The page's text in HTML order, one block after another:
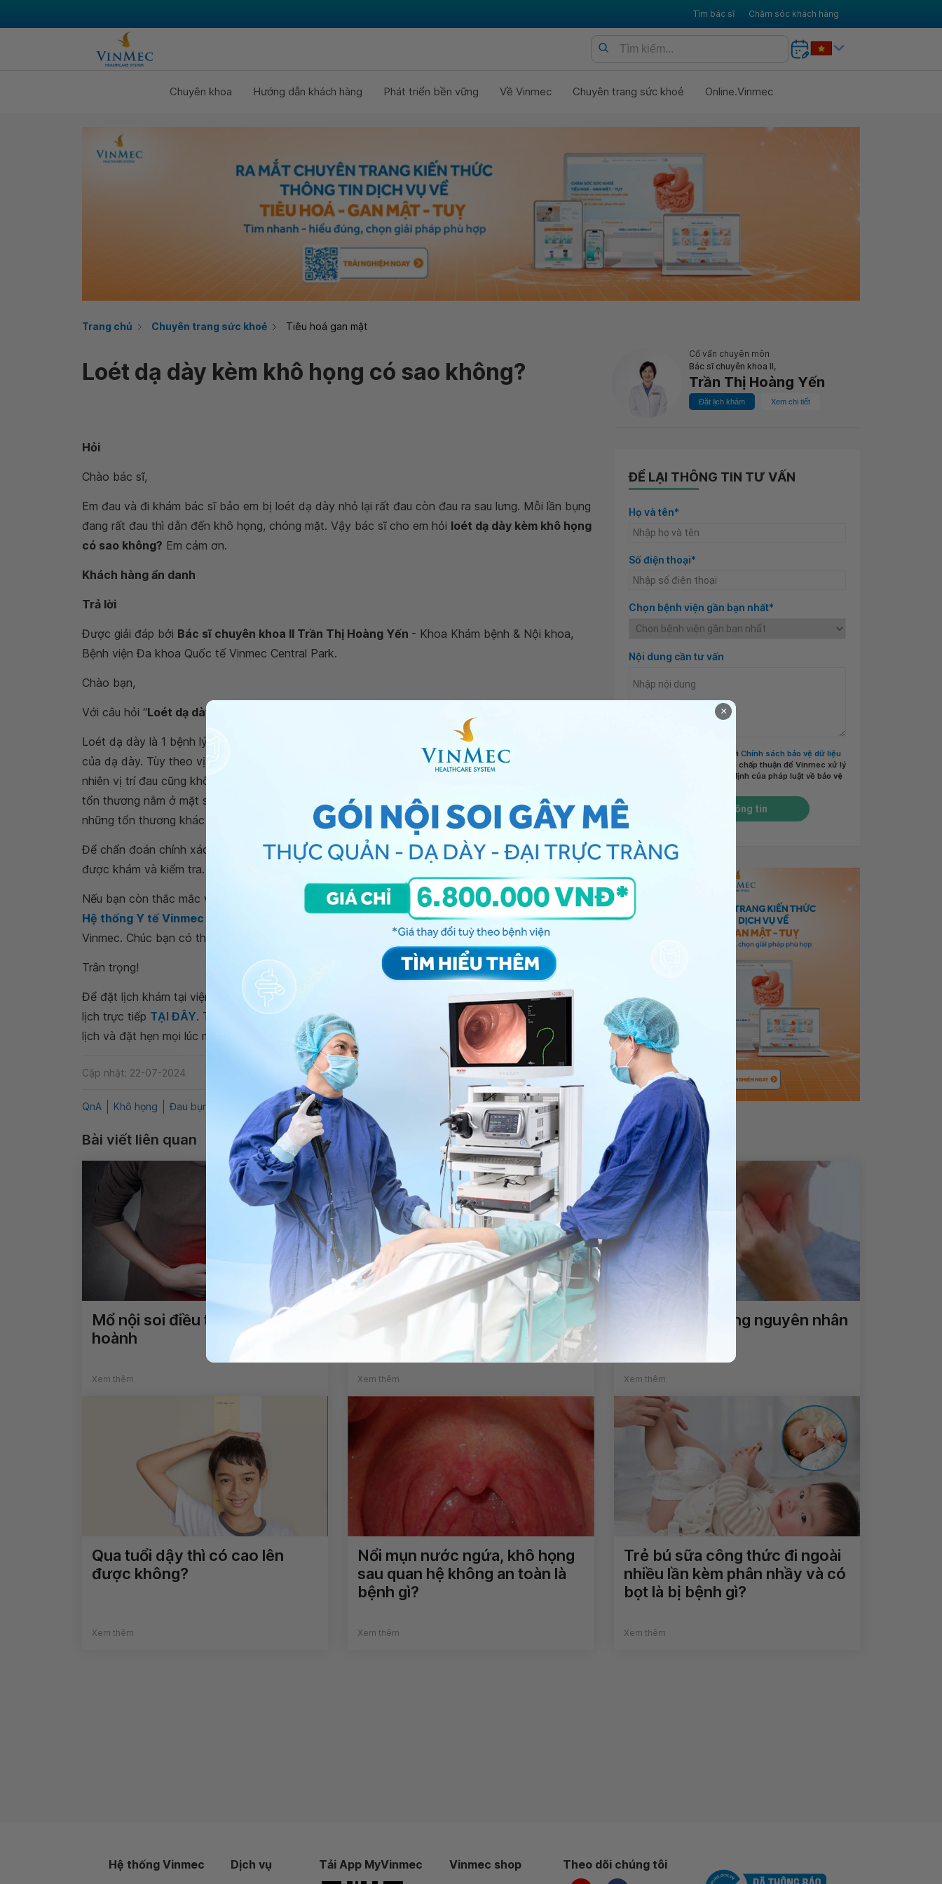
Tìm bác sĩ Chăm sóc khách hàng
Chuyên khoa Hướng dẫn khách hàng Phát triển bền vững Về Vinmec Chuyên trang sức khoẻ Online.Vinmec
Trang chủ Chuyên trang sức khoẻ Tiêu hoá gan mật
Loét dạ dày kèm khô họng có sao không?
Cố vấn chuyên môn
Bác sĩ chuyên khoa II,
Trần Thị Hoàng Yến
Đặt lịch khám Xem chi tiết
Hỏi
Chào bác sĩ,
Em đau và đi khám bác sĩ bảo em bị loét dạ dày nhỏ lại rất đau còn đau ra sau lưng. Mỗi lần bụng
đang rất đau thì dẫn đến khô họng, chóng mặt. Vậy bác sĩ cho em hỏi loét dạ dày kèm khô họng
có sao không? Em cảm ơn.
Khách hàng ẩn danh
Trả lời
Được giải đáp bởi Bác sĩ chuyên khoa II Trần Thị Hoàng Yến - Khoa Khám bệnh & Nội khoa,
Bệnh viện Đa khoa Quốc tế Vinmec Central Park.
Chào bạn,
Với câu hỏi “Loét dạ dày kèm khô họng có sao không?
Loét dạ dày là 1 bệnh lý bị gây ra do tình trạng niêm mạc dạ dày bị tổn thương, mất đi lớp bề mặt
của dạ dày. Tùy theo vị trí tổn thương của dạ dày mà có thể có các triệu chứng khác nhau, tuy
nhiên vị trí đau cũng không phản ánh chính xác mức độ tổn thương cũng như vị trí tổn thương. Khi
tổn thương nằm ở mặt sau của dạ dày thì bạn có thể đau lói sau lưng, và có thể nhầm lẫn với
những tổn thương khác lân cận như tụy, cột sống.
Để chẩn đoán chính xác cũng như các triệu chứng liên quan, bạn nên đến bệnh viện Vinmec để
được khám và kiểm tra.
Nếu bạn còn thắc mắc về loét dạ dày kèm khô họng , bạn có thể đến bệnh viện thuộc
Hệ thống Y tế Vinmec để kiểm tra và tư vấn thêm. Cảm ơn bạn đã tin tưởng và gửi câu hỏi đến
Vinmec. Chúc bạn có thật nhiều sức khỏe.
Trân trọng!
Để đặt lịch khám tại viện, Quý khách vui lòng bấm số , đặt mua GÓI DỊCH VỤhoặc đặt
lịch trực tiếp TẠI ĐÂY. Tải và đặt lịch khám tự động trên ứng dụng My Vinmec để quản lý, theo dõi
lịch và đặt hẹn mọi lúc mọi nơi ngay trên ứng dụng.
Cập nhật: 22-07-2024 Chia sẻ
QnA Khô họng Đau bụng Tiêu hóa Loét dạ dày
ĐỂ LẠI THÔNG TIN TƯ VẤN
Họ và tên*
Số điện thoại*
Chọn bệnh viện gần bạn nhất*
Nội dung cần tư vấn
Tôi đã đọc và đồng ý với Chính sách bảo vệ dữ liệu
và chấp thuận để Vinmec xử lý
DLCN của tôi theo quy định của pháp luật về bảo vệ
Gửi thông tin
Bài viết liên quan
Mổ nội soi điều trị thoát vị
hoành
Xem thêm
Đau quặn bụng khi đói : Dấu
hiệu của bệnh gì?
Xem thêm
Nam giới rát họng nguyên nhân
Xem thêm
Qua tuổi dậy thì có cao lên
được không?
Xem thêm
Nổi mụn nước ngứa, khô họng
sau quan hệ không an toàn là
bệnh gì?
Xem thêm
Trẻ bú sữa công thức đi ngoài
nhiều lần kèm phân nhầy và có
bọt là bị bệnh gì?
Xem thêm
Hệ thống Vinmec Dịch vụ Tải App MyVinmec Vinmec shop Theo dõi chúng tôi
×